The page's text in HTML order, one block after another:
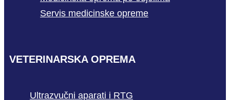
Servis medicinske opreme
VETERINARSKA OPREMA
Ultrazvučni aparati i RTG